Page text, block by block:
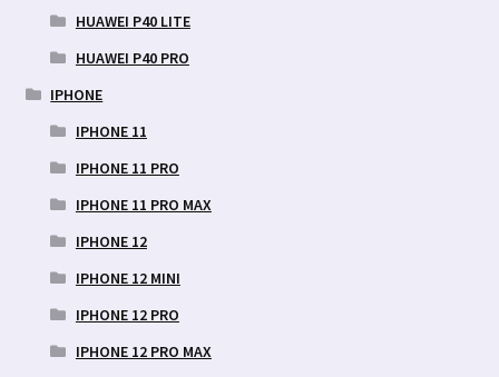
HUAWEI P40 LITE
HUAWEI P40 PRO
IPHONE
IPHONE 11
IPHONE 11 PRO
IPHONE 11 PRO MAX
IPHONE 12
IPHONE 12 MINI
IPHONE 12 PRO
IPHONE 12 PRO MAX